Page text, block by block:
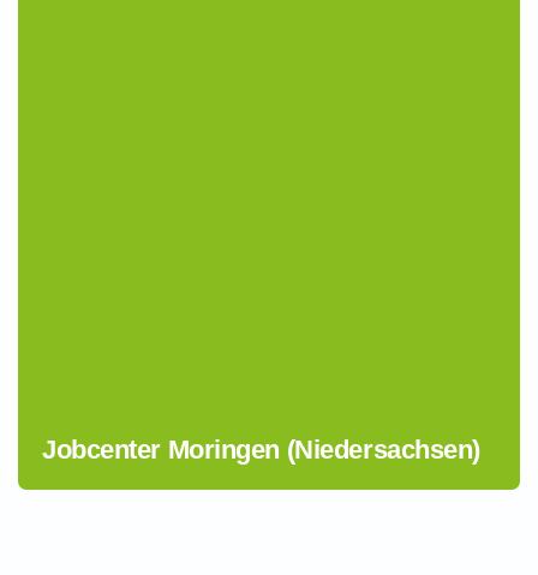
Jobcenter Moringen (Niedersachsen)